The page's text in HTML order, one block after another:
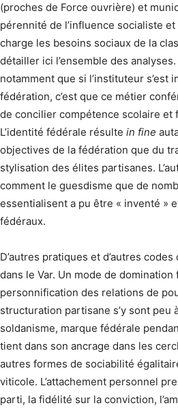
(proches de Force ouvrière) et
pérennité de l’influence socialiste
charge les besoins sociaux de la
détailler ici l’ensemble des
notamment que si l’instituteur s’est
fédération, c’est que ce métier
de concilier compétence scolaire et
L’identité fédérale résulte in fine
objectives de la fédération que du
stylisation des élites partisanes.
comment le guesdisme que de
essentialisent a pu être « inventé »
fédéraux.
D’autres pratiques et d’autres
dans le Var. Un mode de domination
personnification des relations de
structuration partisane s’y sont peu
soldanisme, marque fédérale
tient dans son ancrage dans les
autres formes de sociabilité
viticole. L’attachement personnel
parti, la fidélité sur la conviction,